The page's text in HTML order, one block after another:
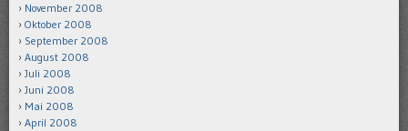
November 2008
Oktober 2008
September 2008
August 2008
Juli 2008
Juni 2008
Mai 2008
April 2008